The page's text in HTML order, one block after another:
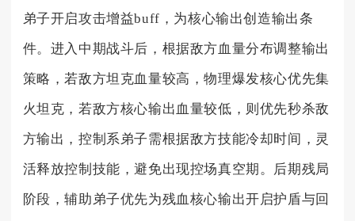
弟子开启攻击增益buff，为核心输出创造输出条
件。进入中期战斗后，根据敌方血量分布调整输出
策略，若敌方坦克血量较高，物理爆发核心优先集
火坦克，若敌方核心输出血量较低，则优先秒杀敌
方输出，控制系弟子需根据敌方技能冷却时间，灵
活释放控制技能，避免出现控场真空期。后期残局
阶段，辅助弟子优先为残血核心输出开启护盾与回